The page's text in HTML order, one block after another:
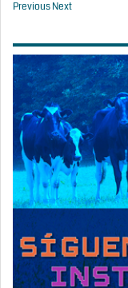
PreviousNext